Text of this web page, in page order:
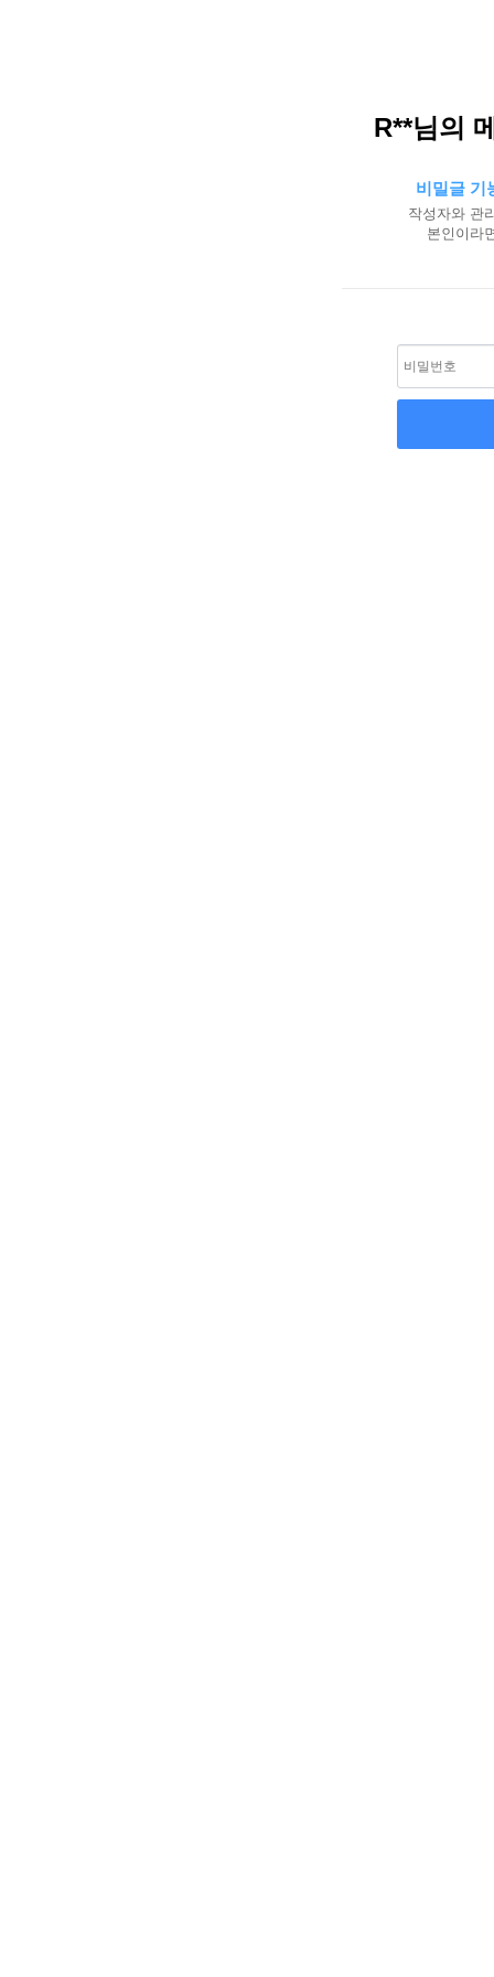
R**님의
비밀글 기
작성자와 관
본인이라